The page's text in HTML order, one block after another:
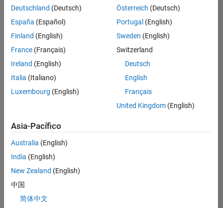
No se
han
traducido
todos
los
empleos.
Busque
por
ubicación
todos
empleos
en su
zona.
Senior Solutions Engineer - Model Based Design
Deutschland (Deutsch)
España (Español)
Finland (English)
France (Français)
Ireland (English)
Italia (Italiano)
Luxembourg (English)
Österreich (Deutsch)
Portugal (English)
Sweden (English)
Switzerland
Deutsch
English
Français
United Kingdom(English)
Asia-Pacífico
Australia (English)
India (English)
New Zealand (English)
中国
简体中文